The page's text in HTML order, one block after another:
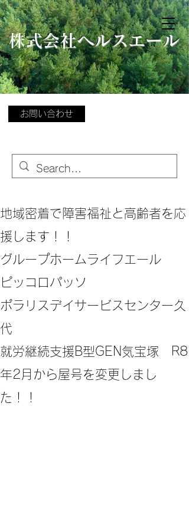
​株式会社ヘルスエール
お問い合わせ
地域密着で障害福祉と高齢者を応
援します！！
グループホームライフエール
ピッコロパッソ
ポラリスデイサービスセンター久
代
​就労継続支援B型GEN気宝塚 R8
年2月から屋号を変更しまし
た！！